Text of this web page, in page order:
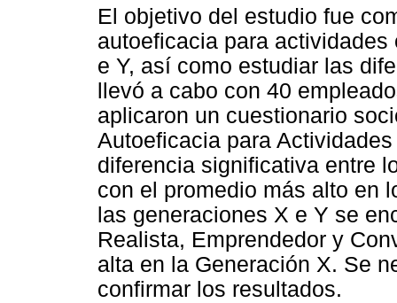
El objetivo del estudio fue
autoeficacia para
e Y, así como estudiar las
llevó a cabo con 40
aplicaron un cuestionario
Autoeficacia para
diferencia significativa entre
con el promedio más alto en
las generaciones X e Y se
Realista, Emprendedor y
alta en la Generación X. Se
confirmar los resultados.